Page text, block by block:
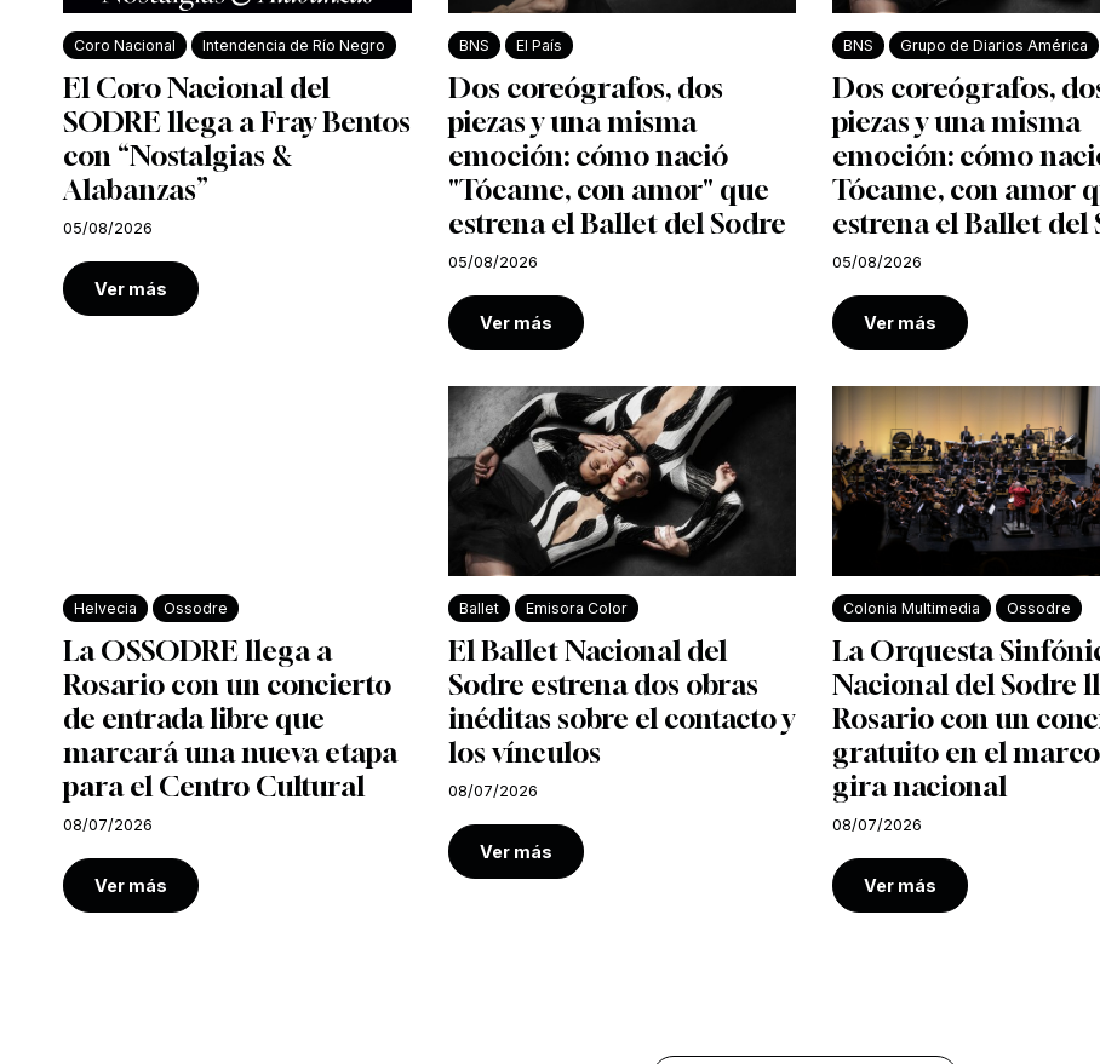
Coro Nacional Intendencia de Río Negro
El Coro Nacional del
SODRE llega a Fray Bentos
con “Nostalgias &
Alabanzas”
05/08/2026
Ver más
BNS El País
Dos coreógrafos, dos
piezas y una misma
emoción: cómo nació
"Tócame, con amor" que
estrena el Ballet del Sodre
05/08/2026
Ver más
BNS Grupo de Diarios América
Dos coreógrafos,
piezas y una misma
emoción: cómo
Tócame, con amor
estrena el Ballet del
05/08/2026
Ver más
Helvecia Ossodre
La OSSODRE llega a
Rosario con un concierto
de entrada libre que
marcará una nueva etapa
para el Centro Cultural
08/07/2026
Ver más
Ballet Emisora Color
El Ballet Nacional del
Sodre estrena dos obras
inéditas sobre el contacto y
los vínculos
08/07/2026
Ver más
Colonia Multimedia Ossodre
La Orquesta
Nacional del Sodre
Rosario con un
gratuito en el
gira nacional
08/07/2026
Ver más